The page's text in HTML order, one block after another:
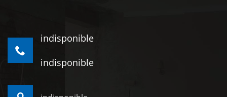
indisponible
indisponible